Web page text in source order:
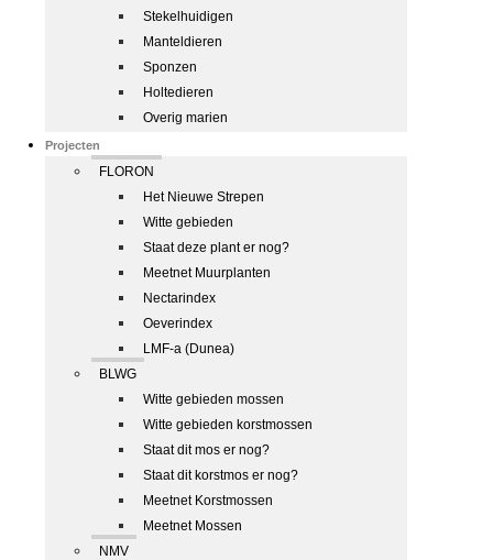
Stekelhuidigen
Manteldieren
Sponzen
Holtedieren
Overig marien
Projecten
FLORON
Het Nieuwe Strepen
Witte gebieden
Staat deze plant er nog?
Meetnet Muurplanten
Nectarindex
Oeverindex
LMF-a (Dunea)
BLWG
Witte gebieden mossen
Witte gebieden korstmossen
Staat dit mos er nog?
Staat dit korstmos er nog?
Meetnet Korstmossen
Meetnet Mossen
NMV